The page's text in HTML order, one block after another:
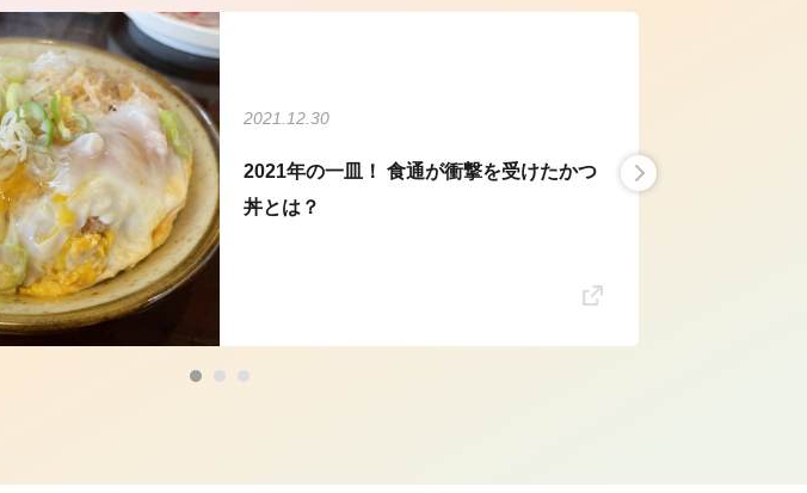
2021.12.30
2021年の一皿！ 食通が衝撃を受けたかつ
丼とは？